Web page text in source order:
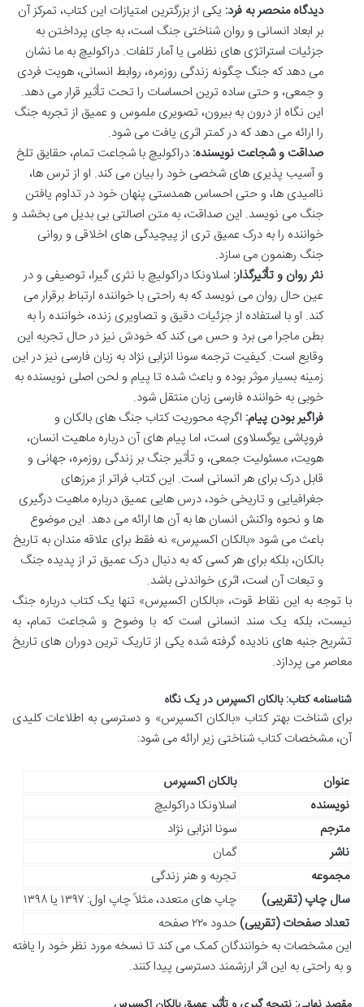
دیدگاه منحصر به فرد: یکی از بزرگترین امتیازات این کتاب، تمرکز آن
بر ابعاد انسانی و روان شناختی جنگ است، به جای پرداختن به
جزئیات استراتژی های نظامی یا آمار تلفات. دراکولیچ به ما نشان
می دهد که جنگ چگونه زندگی روزمره، روابط انسانی، هویت فردی
و جمعی، و حتی ساده ترین احساسات را تحت تأثیر قرار می دهد.
این نگاه از درون به بیرون، تصویری ملموس و عمیق از تجربه جنگ
را ارائه می دهد که در کمتر اثری یافت می شود.
صداقت و شجاعت نویسنده: دراکولیچ با شجاعت تمام، حقایق تلخ
و آسیب پذیری های شخصی خود را بیان می کند. او از ترس ها،
ناامیدی ها، و حتی احساس همدستی پنهان خود در تداوم یافتن
جنگ می نویسد. این صداقت، به متن اصالتی بی بدیل می بخشد و
خواننده را به درک عمیق تری از پیچیدگی های اخلاقی و روانی
جنگ رهنمون می سازد.
نثر روان و تأثیرگذار: اسلاونکا دراکولیچ با نثری گیرا، توصیفی و در
عین حال روان می نویسد که به راحتی با خواننده ارتباط برقرار می
کند. او با استفاده از جزئیات دقیق و تصاویری زنده، خواننده را به
بطن ماجرا می برد و حس می کند که خودش نیز در حال تجربه این
وقایع است. کیفیت ترجمه سونا انزابی نژاد به زبان فارسی نیز در این
زمینه بسیار موثر بوده و باعث شده تا پیام و لحن اصلی نویسنده به
خوبی به خواننده فارسی زبان منتقل شود.
فراگیر بودن پیام: اگرچه محوریت کتاب جنگ های بالکان و
فروپاشی یوگسلاوی است، اما پیام های آن درباره ماهیت انسان،
هویت، مسئولیت جمعی، و تأثیر جنگ بر زندگی روزمره، جهانی و
قابل درک برای هر انسانی است. این کتاب فراتر از مرزهای
جغرافیایی و تاریخی خود، درس هایی عمیق درباره ماهیت درگیری
ها و نحوه واکنش انسان ها به آن ها ارائه می دهد. این موضوع
باعث می شود «بالکان اکسپرس» نه فقط برای علاقه مندان به تاریخ
بالکان، بلکه برای هر کسی که به دنبال درک عمیق تر از پدیده جنگ
و تبعات آن است، اثری خواندنی باشد.
با توجه به این نقاط قوت، «بالکان اکسپرس» تنها یک کتاب درباره جنگ
نیست، بلکه یک سند انسانی است که با وضوح و شجاعت تمام، به
تشریح جنبه های نادیده گرفته شده یکی از تاریک ترین دوران های تاریخ
معاصر می پردازد.
شناسنامه کتاب: بالکان اکسپرس در یک نگاه
برای شناخت بهتر کتاب «بالکان اکسپرس» و دسترسی به اطلاعات کلیدی
آن، مشخصات کتاب شناختی زیر ارائه می شود:
عنوان
بالکان اکسپرس
نویسنده
اسلاونکا دراکولیچ
مترجم
سونا انزابی نژاد
ناشر
گمان
مجموعه
تجربه و هنر زندگی
سال چاپ (تقریبی)
چاپ های متعدد، مثلاً چاپ اول: ۱۳۹۷ یا ۱۳۹۸
تعداد صفحات (تقریبی)حدود ۲۲۰ صفحه
این مشخصات به خوانندگان کمک می کند تا نسخه مورد نظر خود را یافته
و به راحتی به این اثر ارزشمند دسترسی پیدا کنند.